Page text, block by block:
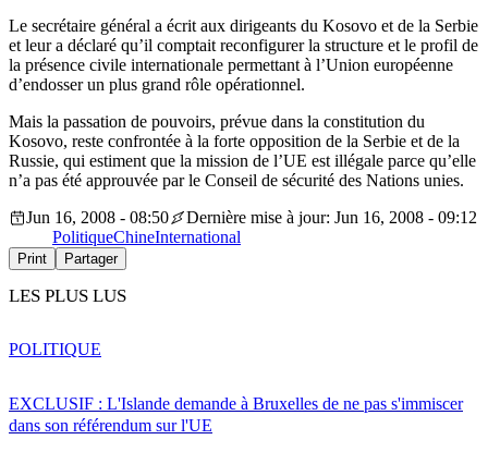
Le secrétaire général a écrit aux dirigeants du Kosovo et de la Serbie
et leur a déclaré qu’il comptait reconfigurer la structure et le profil de
la présence civile internationale permettant à l’Union européenne
d’endosser un plus grand rôle opérationnel.
Mais la passation de pouvoirs, prévue dans la constitution du
Kosovo, reste confrontée à la forte opposition de la Serbie et de la
Russie, qui estiment que la mission de l’UE est illégale parce qu’elle
n’a pas été approuvée par le Conseil de sécurité des Nations unies.
Jun 16, 2008 - 08:50
Dernière mise à jour: Jun 16, 2008 - 09:12
PolitiqueChineInternational
Print Partager
LES PLUS LUS
EXCLUSIF : L'Islande demande à Bruxelles de ne pas s'immiscer
dans son référendum sur l'UE
POLITIQUE